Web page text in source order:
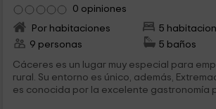
0 opiniones
Por habitaciones
5
9 personas
5 baños
Cáceres es un lugar muy especial para
rural. Su entorno es único, además,
es conocida por la excelente gastronomía